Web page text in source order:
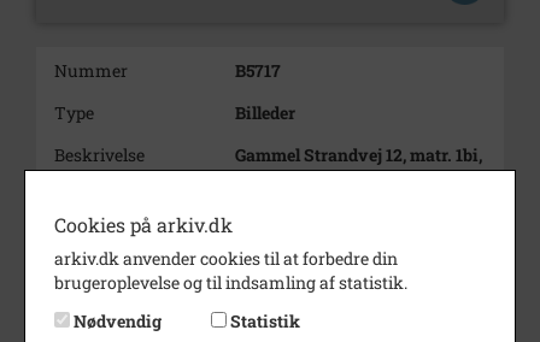
Nummer
B5717
Type
Billeder
Beskrivelse
Gammel Strandvej 12, matr. 1bi,
Nivågård, Karlebo, Parken med
Årstal
2013
Dateringsnote
27.05.2013
Cookies på arkiv.dk
arkiv.dk anvender cookies til at forbedre din
brugeroplevelse og til indsamling af statistik.
Nødvendig
Statistik